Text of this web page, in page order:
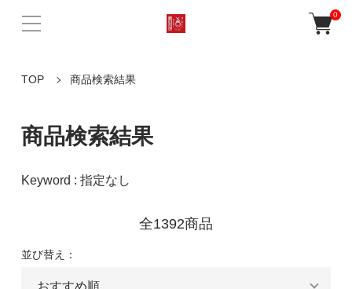
0
TOP 商品検索結果
商品検索結果
Keyword : 指定なし
全1392商品
並び替え：